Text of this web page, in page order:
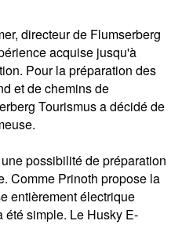
directeur de Flumserberg
acquise jusqu'à
Pour la préparation des
et de chemins de
Tourismus a décidé de
possibilité de préparation
Comme Prinoth propose la
entièrement électrique
été simple. Le Husky E-